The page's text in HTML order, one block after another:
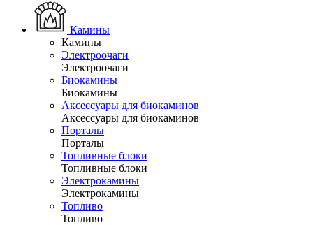
Камины
Камины
Электроочаги
Электроочаги
Биокамины
Биокамины
Аксессуары для биокаминов
Аксессуары для биокаминов
Порталы
Порталы
Топливные блоки
Топливные блоки
Электрокамины
Электрокамины
Топливо
Топливо